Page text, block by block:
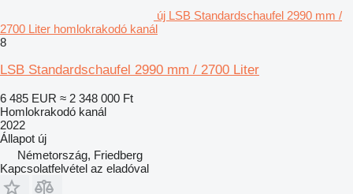
új LSB Standardschaufel 2990 mm /
2700 Liter homlokrakodó kanál
8
LSB Standardschaufel 2990 mm / 2700 Liter
6 485 EUR ≈ 2 348 000 Ft
Homlokrakodó kanál
2022
Állapot új
Németország, Friedberg
Kapcsolatfelvétel az eladóval